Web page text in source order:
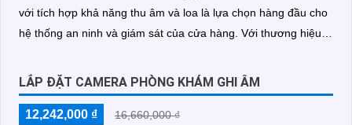
với tích hợp khả năng thu âm và loa là lựa chọn hàng đầu cho
hệ thống an ninh và giám sát của cửa hàng. Với thương hiệu
Tâm
chất lượng và hiệu suất vượt trội
LẮP ĐẶT CAMERA PHÒNG KHÁM GHI ÂM
12,242,000 ₫ 16,660,000 ₫